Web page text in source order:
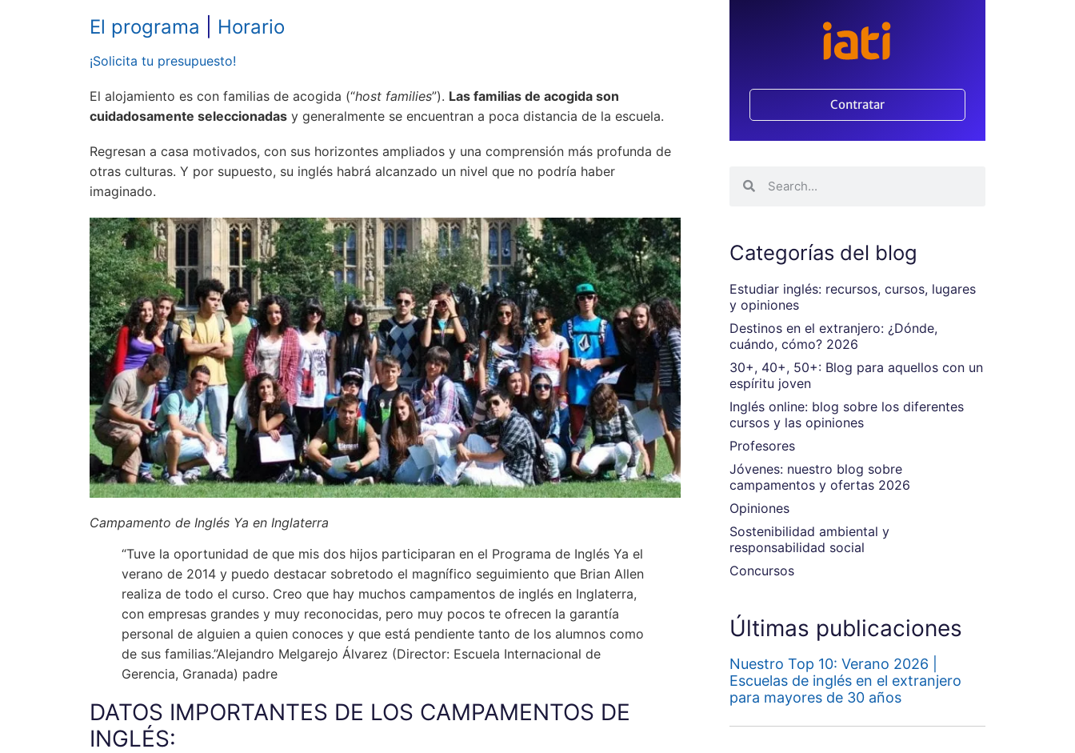
El programa Horario
¡Solicita tu presupuesto!
El alojamiento es con familias de acogida (“host families”). Las familias de acogida son
cuidadosamente seleccionadas y generalmente se encuentran a poca distancia de la escuela.
Regresan a casa motivados, con sus horizontes ampliados y una comprensión más profunda de
otras culturas. Y por supuesto, su inglés habrá alcanzado un nivel que no podría haber
imaginado.
Campamento de Inglés Ya en Inglaterra
“Tuve la oportunidad de que mis dos hijos participaran en el Programa de Inglés Ya el
verano de 2014 y puedo destacar sobretodo el magnífico seguimiento que Brian Allen
realiza de todo el curso. Creo que hay muchos campamentos de inglés en Inglaterra,
con empresas grandes y muy reconocidas, pero muy pocos te ofrecen la garantía
personal de alguien a quien conoces y que está pendiente tanto de los alumnos como
de sus familias.”Alejandro Melgarejo Álvarez (Director: Escuela Internacional de
Gerencia, Granada) padre
DATOS IMPORTANTES DE LOS CAMPAMENTOS DE
INGLÉS:
Contratar
Categorías del blog
Estudiar inglés: recursos, cursos, lugares
y opiniones
Destinos en el extranjero: ¿Dónde,
cuándo, cómo? 2026
30+, 40+, 50+: Blog para aquellos con un
espíritu joven
Inglés online: blog sobre los diferentes
cursos y las opiniones
Profesores
Jóvenes: nuestro blog sobre
campamentos y ofertas 2026
Opiniones
Sostenibilidad ambiental y
responsabilidad social
Concursos
Últimas publicaciones
Nuestro Top 10: Verano 2026 |
Escuelas de inglés en el extranjero
para mayores de 30 años